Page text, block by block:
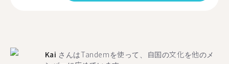
Kai さんはTandemを使って、自国の文化を他のメ